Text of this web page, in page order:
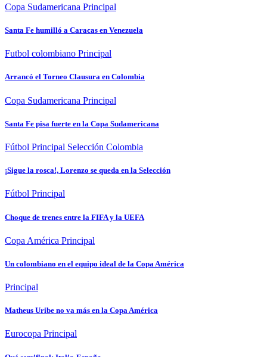
Copa Sudamericana Principal
Santa Fe humilló a Caracas en Venezuela
Futbol colombiano Principal
Arrancó el Torneo Clausura en Colombia
Copa Sudamericana Principal
Santa Fe pisa fuerte en la Copa Sudamericana
Fútbol Principal Selección Colombia
¡Sigue la rosca!, Lorenzo se queda en la Selección
Fútbol Principal
Choque de trenes entre la FIFA y la UEFA
Copa América Principal
Un colombiano en el equipo ideal de la Copa América
Principal
Matheus Uribe no va más en la Copa América
Eurocopa Principal